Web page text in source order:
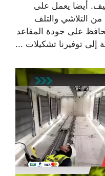
أيضا يعمل على
من التلاشي والتلف
على جودة المقاعد
إلى توفيرنا تشكيلات ...